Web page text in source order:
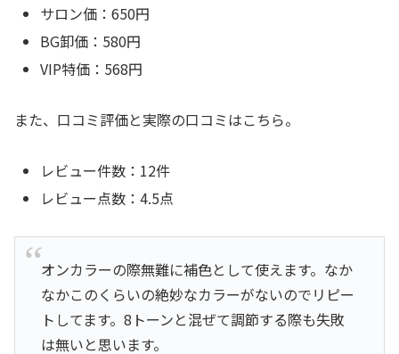
サロン価：650円
BG卸価：580円
VIP特価：568円
また、口コミ評価と実際の口コミはこちら。
レビュー件数：12件
レビュー点数：4.5点
オンカラーの際無難に補色として使えます。なか
なかこのくらいの絶妙なカラーがないのでリピー
トしてます。8トーンと混ぜて調節する際も失敗
は無いと思います。